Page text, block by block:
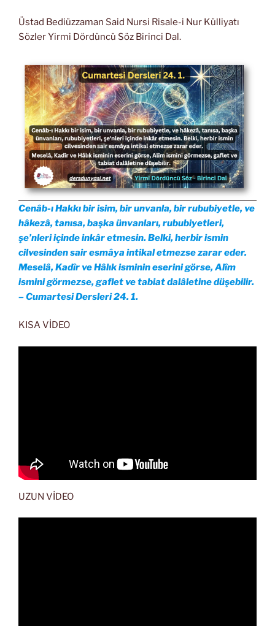
Üstad Bediüzzaman Said Nursi Risale-i Nur Külliyatı
Sözler Yirmi Dördüncü Söz Birinci Dal.
Cenâb-ı Hakkı bir isim, bir unvanla, bir rububiyetle, ve
hâkezâ, tanısa, başka ünvanları, rububiyetleri,
şe’nleri içinde inkâr etmesin. Belki, herbir ismin
cilvesinden sair esmâya intikal etmezse zarar eder.
Meselâ, Kadîr ve Hâlık isminin eserini görse, Alîm
ismini görmezse, gaflet ve tabiat dalâletine düşebilir.
– Cumartesi Dersleri 24. 1.
KISA VİDEO
UZUN VİDEO